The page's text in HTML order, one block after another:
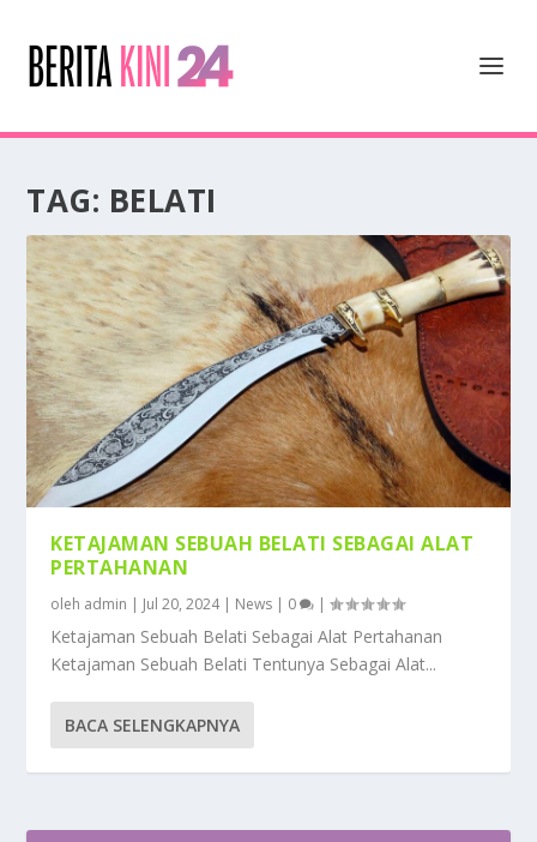
TAG: BELATI
KETAJAMAN SEBUAH BELATI SEBAGAI ALAT
PERTAHANAN
oleh admin | Jul 20, 2024| News | 0 |
Ketajaman Sebuah Belati Sebagai Alat Pertahanan
Ketajaman Sebuah Belati Tentunya Sebagai Alat...
BACA SELENGKAPNYA